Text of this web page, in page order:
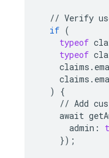
// Verify
if (
typeof
typeof
claims .
claims .
)
{
// Add
await
admin :
});